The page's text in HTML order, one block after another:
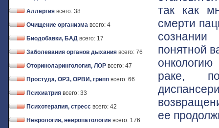
Аллергия всего: 38
Очищение организма всего: 4
Биодобавки, БАД всего: 17
Заболевания органов дыхания всего: 76
Оториноларингология, ЛОР всего: 47
Простуда, ОРЗ, ОРВИ, грипп всего: 66
Психиатрия всего: 33
Психотерапия, стресс всего: 42
Неврология, невропатология всего: 176
так как
смерти
понятной
раке,
ее